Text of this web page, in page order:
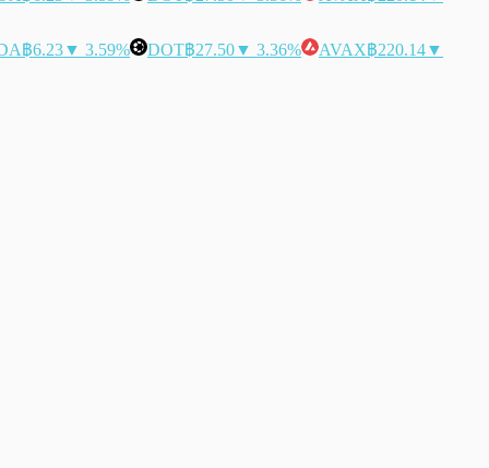
฿6.23▼ 3.59% DOT฿27.50▼ 3.36% AVAX฿220.14▼